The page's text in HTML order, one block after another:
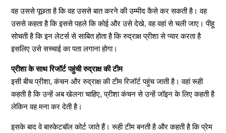
वह उससे पूछता है कि वह उससे बात करने की उम्मीद कैसे कर सकती है। वह
उससे कहता है कि इससे पहले कि कोई और उसे देखे, वह वहां से चली जाए। पीहू
सोचती है कि इन लेटर्स से साबित होता है कि रुद्राक्ष प्रीशा से प्यार करता है
इसलिए उसे सच्चाई का पता लगाना होगा।
प्रीशा के साथ रिजॉर्ट पहुंची रुद्राक्ष की टीम
इसी बीच प्रीशा, कंचन और रुद्राक्ष की टीम रिजॉर्ट पहुंच जाती है। वहां रूही
कहती है कि उन्हें अब खेलना चाहिए, प्रीशा कंचन से उन्हें जॉइन के लिए कहती है
लेकिन वह मना कर देती है।
इसके बाद वे बास्केटबॉल कोर्ट जाते हैं। रूही टीम बनती है और कहती है कि प्रेम